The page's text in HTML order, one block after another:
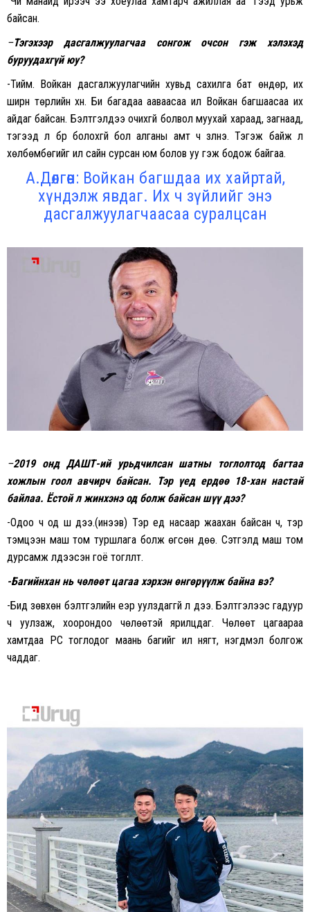
байсан.
–Тэгэхээр дасгалжуулагчаа сонгож очсон гэж хэлэхэд
буруудахгүй юу?
-Тийм. Войкан дасгалжуулагчийн хувьд сахилга бат өндөр, их
ширүүн төрлийн хүн. Би багадаа ааваасаа илүү Войкан багшаасаа их
айдаг байсан. Бэлтгэлдээ очихгүй болвол муухай хараад, загнаад,
тэгээд л бүр болохгүй бол алганы амт ч үзүүлнэ. Тэгэж байж л
хөлбөмбөгийг илүү сайн сурсан юм болов уу гэж бодож байгаа.
А.Дөлгөөн: Войкан багшдаа их хайртай,
хүндэлж явдаг. Их ч зүйлийг энэ
дасгалжуулагчаасаа суралцсан
–2019 онд ДАШТ-ий урьдчилсан шатны тоглолтод багтаа
хожлын гоол авчирч байсан. Тэр үед ердөө 18-хан настай
байлаа. Ёстой л жинхэнэ од болж байсан шүү дээ?
-Одоо ч од шүү дээ.(инээв) Тэр үед насаар жаахан байсан ч, тэр
тэмцээн маш том туршлага болж өгсөн дөө. Сэтгэлд маш том
дурсамж үлдээсэн гоё тогллт.
-Багийнхан нь чөлөөт цагаа хэрхэн өнгөрүүлж байна вэ?
-Бид зөвхөн бэлтгэлийн үеэр уулздаггүй л дээ. Бэлтгэлээс гадуур
ч уулзаж, хоорондоо чөлөөтэй ярилцдаг. Чөлөөт цагаараа
хамтдаа РС тоглодог маань багийг илүү нягт, нэгдмэл болгож
чаддаг.